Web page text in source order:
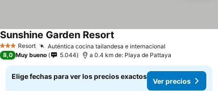
3 EstrellasResort Auténtica cocina tailandesa e internacional
Sunshine Garden Resort
8,0 Muy bueno 5.044 a 0.4 km de: Playa de Pattaya
Elige fechas para ver los precios exactos
Ver precios